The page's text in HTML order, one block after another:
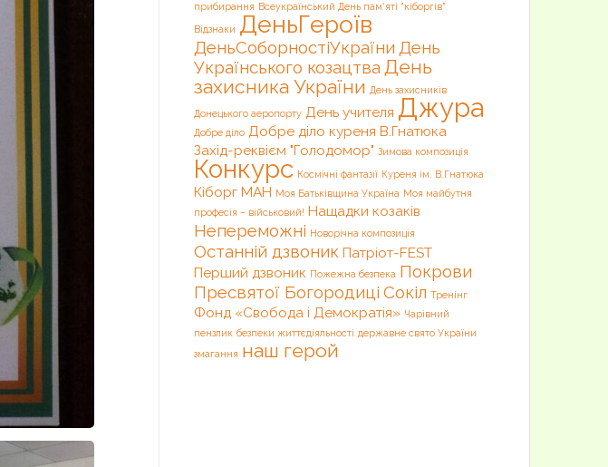
прибирання Всеукраїнський День пам'яті "кіборгів"
Відзнаки ДеньГероїв
ДеньСоборностіУкраїни День
Українського козацтва День
захисника України День захисників
Донецького аеропорту День учителя Джура
Добре діло Добре діло куреня В.Гнатюка
Захід-реквієм "Голодомор" Зимова композиція
Конкурс Космічні фантазії Куреня ім. В.Гнатюка
Кіборг МАН Моя Батьківщина Україна Моя майбутня
професія – військовий! Нащадки козаків
Непереможні Новорічна композиція
Останній дзвоник Патріот-FEST
Перший дзвоник Пожежна безпека Покрови
Пресвятої Богородиці Сокіл Тренінг
Фонд «Свобода і Демократія» Чарівний
пензлик безпеки життєдіяльності державне свято України
змагання наш герой